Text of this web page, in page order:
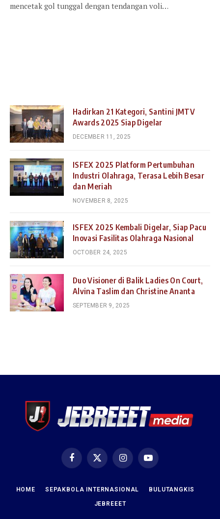
mencetak gol tunggal dengan tendangan voli…
Hadirkan 21 Kategori, Santini JMTV
Awards 2025 Siap Digelar
DECEMBER 11, 2025
ISFEX 2025 Platform Pertumbuhan
Industri Olahraga, Terasa Lebih Besar
dan Meriah
NOVEMBER 8, 2025
ISFEX 2025 Kembali Digelar, Siap Pacu
Inovasi Fasilitas Olahraga Nasional
OCTOBER 24, 2025
Duo Visioner di Balik Ladies On Court,
Alvina Taslim dan Christine Ananta
SEPTEMBER 9, 2025
FacebookX
(Twitter)
InstagramYouTube
HOME SEPAKBOLA INTERNASIONAL BULUTANGKIS
JEBREEET